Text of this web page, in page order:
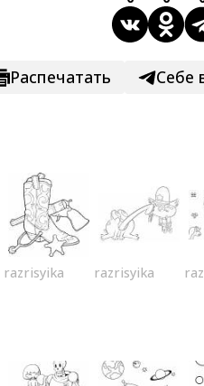
Распечатать Себе
razrisyika razrisyika